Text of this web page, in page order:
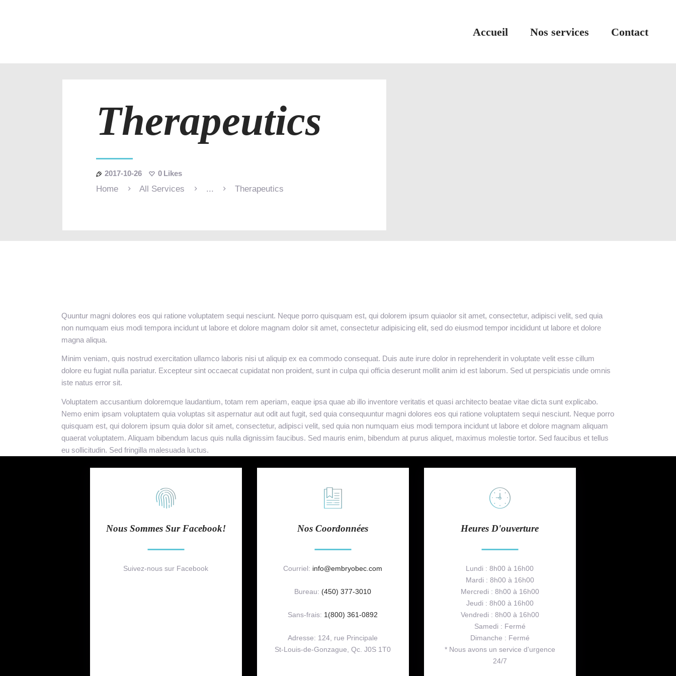
Accueil Nos services Contact
Therapeutics
2017-10-26 0 Likes
Home All Services ... Therapeutics
Quuntur magni dolores eos qui ratione voluptatem sequi nesciunt. Neque porro quisquam est, qui dolorem ipsum quiaolor sit amet, consectetur, adipisci velit, sed quia
non numquam eius modi tempora incidunt ut labore et dolore magnam dolor sit amet, consectetur adipisicing elit, sed do eiusmod tempor incididunt ut labore et dolore
magna aliqua.
Minim veniam, quis nostrud exercitation ullamco laboris nisi ut aliquip ex ea commodo consequat. Duis aute irure dolor in reprehenderit in voluptate velit esse cillum
dolore eu fugiat nulla pariatur. Excepteur sint occaecat cupidatat non proident, sunt in culpa qui officia deserunt mollit anim id est laborum. Sed ut perspiciatis unde omnis
iste natus error sit.
Voluptatem accusantium doloremque laudantium, totam rem aperiam, eaque ipsa quae ab illo inventore veritatis et quasi architecto beatae vitae dicta sunt explicabo.
Nemo enim ipsam voluptatem quia voluptas sit aspernatur aut odit aut fugit, sed quia consequuntur magni dolores eos qui ratione voluptatem sequi nesciunt. Neque porro
quisquam est, qui dolorem ipsum quia dolor sit amet, consectetur, adipisci velit, sed quia non numquam eius modi tempora incidunt ut labore et dolore magnam aliquam
quaerat voluptatem. Aliquam bibendum lacus quis nulla dignissim faucibus. Sed mauris enim, bibendum at purus aliquet, maximus molestie tortor. Sed faucibus et tellus
eu sollicitudin. Sed fringilla malesuada luctus.
Nous Sommes Sur Facebook!
Suivez-nous sur Facebook
Nos Coordonnées
Courriel: info@embryobec.com
Bureau: (450) 377-3010
Sans-frais: 1(800) 361-0892
Adresse: 124, rue Principale
St-Louis-de-Gonzague, Qc. J0S 1T0
Heures D'ouverture
Lundi : 8h00 à 16h00
Mardi : 8h00 à 16h00
Mercredi : 8h00 à 16h00
Jeudi : 8h00 à 16h00
Vendredi : 8h00 à 16h00
Samedi : Fermé
Dimanche : Fermé
* Nous avons un service d'urgence
24/7